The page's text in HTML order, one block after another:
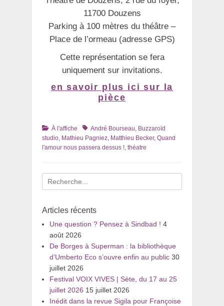
11700 Douzens
Parking à 100 mètres du théâtre –
Place de l’ormeau (adresse GPS)
Cette représentation se fera
uniquement sur invitations.
en savoir plus ici sur la
pièce
Catégories
À l'affiche TagsAndré Bourseau, Buzzaroïd
studio, Mathieu Pagniez, Matthieu Becker, Quand
l'amour nous passera dessus !, théatre
Recherche
pour
Articles récents
Une question ? Pensez à Sindbad ! 4
août 2026
De Borges à Superman : la bibliothèque
d’Umberto Eco s’ouvre enfin au public 30
juillet 2026
Festival VOIX VIVES | Sète, du 17 au 25
juillet 2026 15 juillet 2026
Inédit dans la revue Sigila pour Françoise